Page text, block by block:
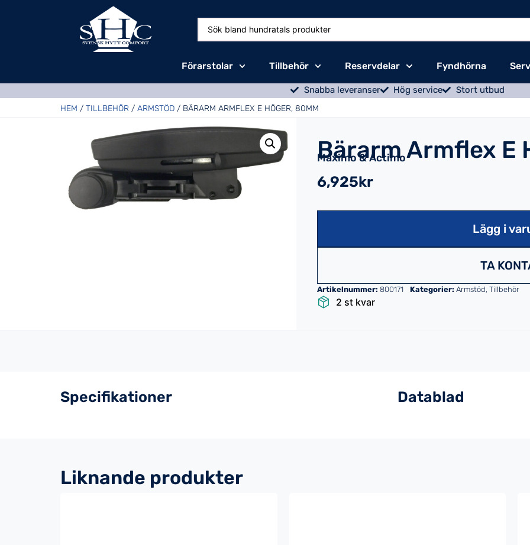
Förarstolar Tillbehör Reservdelar Fyndhörna
Snabba leveranser Hög service Stort utbud
HEM / TILLBEHÖR / ARMSTÖD / BÄRARM ARMFLEX E HÖGER, 80MM
Bärarm Armflex E
Maximo & Actimo
6,925kr
Lägg i
TA
Artikelnummer: 800171 Kategorier: Armstöd, Tillbehör
2 st kvar
Specifikationer Datablad
Liknande produkter